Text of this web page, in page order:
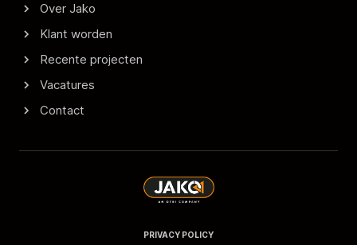
Over Jako
Klant worden
Recente projecten
Vacatures
Contact
PRIVACY POLICY